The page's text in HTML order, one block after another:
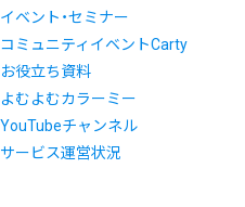
イベント・セミナー
コミュニティイベントCarty
お役立ち資料
よむよむカラーミー
YouTubeチャンネル
サービス運営状況